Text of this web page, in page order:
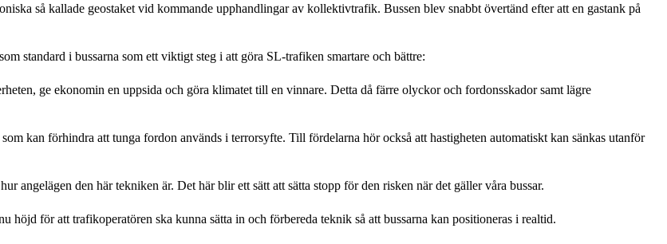
så kallade geostaket vid kommande upphandlingar av kollektivtrafik. Bussen blev snabbt övertänd efter att en gastank på
standard i bussarna som ett viktigt steg i att göra SL-trafiken smartare och bättre:
ge ekonomin en uppsida och göra klimatet till en vinnare. Detta då färre olyckor och fordonsskador samt lägre
kan förhindra att tunga fordon används i terrorsyfte. Till fördelarna hör också att hastigheten automatiskt kan sänkas utanför
angelägen den här tekniken är. Det här blir ett sätt att sätta stopp för den risken när det gäller våra bussar.
för att trafikoperatören ska kunna sätta in och förbereda teknik så att bussarna kan positioneras i realtid.